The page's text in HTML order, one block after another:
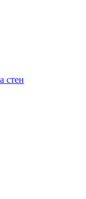
стен